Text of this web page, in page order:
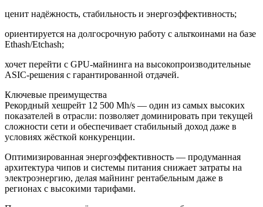
ценит надёжность, стабильность и энергоэффективность;
ориентируется на долгосрочную работу с альткоинами на базе
Ethash/Etchash;
хочет перейти с GPU‑майнинга на высокопроизводительные
ASIC‑решения с гарантированной отдачей.
Ключевые преимущества
Рекордный хешрейт 12 500 Mh/s — один из самых высоких
показателей в отрасли: позволяет доминировать при текущей
сложности сети и обеспечивает стабильный доход даже в
условиях жёсткой конкуренции.
Оптимизированная энергоэффективность — продуманная
архитектура чипов и системы питания снижает затраты на
электроэнергию, делая майнинг рентабельным даже в
регионах с высокими тарифами.